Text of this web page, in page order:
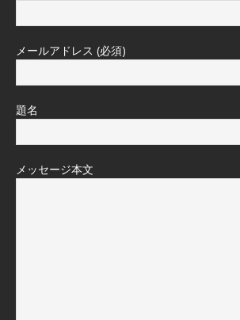
メールアドレス (必須)
題名
メッセージ本文